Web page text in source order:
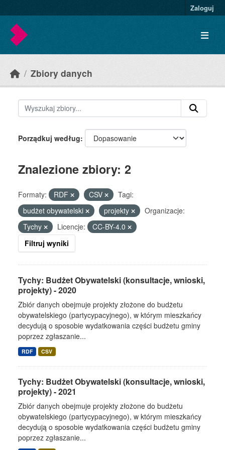
Zaloguj
Zbiory danych
Porządkuj według
Znalezione zbiory: 2
Formaty: RDF CSV
Tagi:
budżet obywatelski
projekty
Organizacje:
Tychy
Licencje:
CC-BY-4.0
Filtruj wyniki
Tychy: Budżet Obywatelski (konsultacje, wnioski,
projekty) - 2020
Zbiór danych obejmuje projekty złożone do budżetu
obywatelskiego (partycypacyjnego), w którym mieszkańcy
decydują o sposobie wydatkowania części budżetu gminy
poprzez zgłaszanie...
RDF CSV
Tychy: Budżet Obywatelski (konsultacje, wnioski,
projekty) - 2021
Zbiór danych obejmuje projekty złożone do budżetu
obywatelskiego (partycypacyjnego), w którym mieszkańcy
decydują o sposobie wydatkowania części budżetu gminy
poprzez zgłaszanie...